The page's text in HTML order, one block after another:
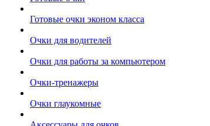
Готовые очки эконом класса
Очки для водителей
Очки для работы за компьютером
Очки-тренажеры
Очки глаукомные